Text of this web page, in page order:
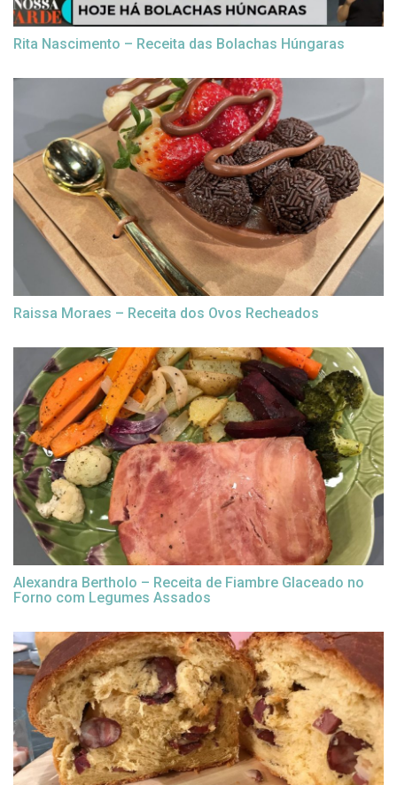
Rita Nascimento – Receita das Bolachas Húngaras
Raissa Moraes – Receita dos Ovos Recheados
Alexandra Bertholo – Receita de Fiambre Glaceado no
Forno com Legumes Assados